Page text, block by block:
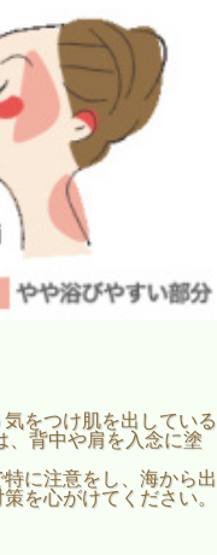
をつけ肌を出している
、背中や肩を入念に塗
に注意をし、海から出
を心がけてください。